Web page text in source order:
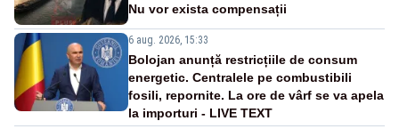
Nu vor exista compensații
6 aug. 2026, 15:33
Bolojan anunță restricțiile de consum
energetic. Centralele pe combustibili
fosili, repornite. La ore de vârf se va apela
la importuri - LIVE TEXT